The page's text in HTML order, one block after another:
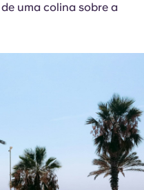
uma colina sobre a